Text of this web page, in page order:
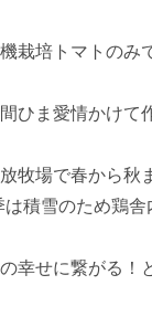
栽培トマトのみ
ひま愛情かけて
牧場で春から秋
積雪のため鶏
幸せに繋がる！